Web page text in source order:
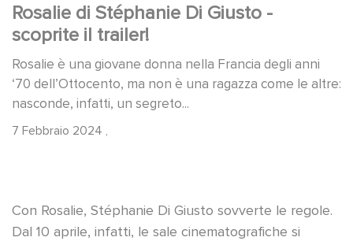
Rosalie di Stéphanie Di Giusto -
scoprite il trailer!
Rosalie è una giovane donna nella Francia degli anni
‘70 dell’Ottocento, ma non è una ragazza come le altre:
nasconde, infatti, un segreto...
7 Febbraio 2024 ,
Con Rosalie, Stéphanie Di Giusto sovverte le regole.
Dal 10 aprile, infatti, le sale cinematografiche si